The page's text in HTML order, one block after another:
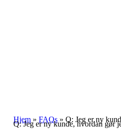
Hjem »FAQs »Q: Jeg er ny
Q: Jeg er ny kunde, hvordan gør